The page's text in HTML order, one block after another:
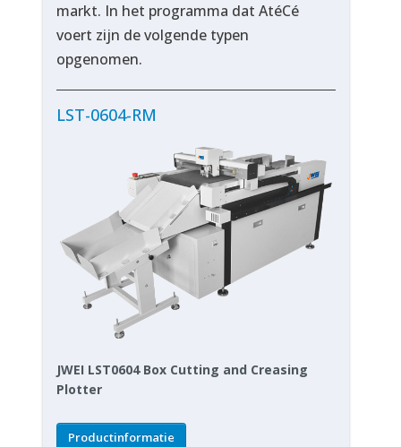
markt. In het programma dat AtéCé
voert zijn de volgende typen
opgenomen.
LST-0604-RM
JWEI LST0604 Box Cutting and Creasing
Plotter
Productinformatie